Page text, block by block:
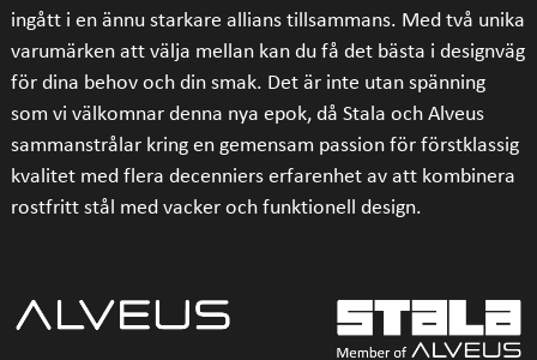
ingått i en ännu starkare allians tillsammans. Med två unika
varumärken att välja mellan kan du få det bästa i designväg
för dina behov och din smak. Det är inte utan spänning
som vi välkomnar denna nya epok, då Stala och Alveus
sammanstrålar kring en gemensam passion för förstklassig
kvalitet med flera decenniers erfarenhet av att kombinera
rostfritt stål med vacker och funktionell design.